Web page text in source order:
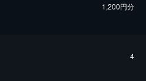
1,200円分
4